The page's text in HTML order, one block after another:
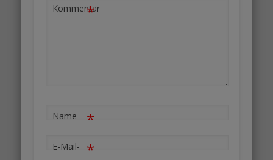
Kommentar
*
Name *
E-Mail- *